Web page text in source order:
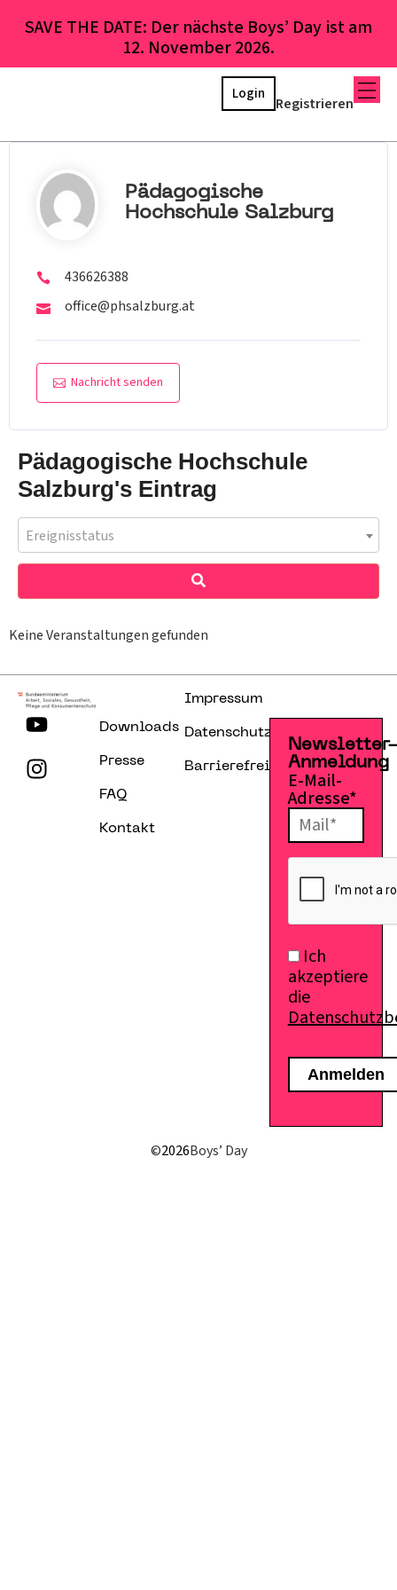
SAVE THE DATE: Der nächste Boys’ Day ist am
12. November 2026.
Registrieren
Login
Pädagogische
Hochschule Salzburg
436626388
office@phsalzburg.at
Nachricht senden
Pädagogische Hochschule
Salzburg's Eintrag
Ereignisstatus
Keine Veranstaltungen gefunden
Downloads
Presse
FAQ
Kontakt
Impressum
Datenschutzerklärung
Barrierefreiheitserklärung
Anmeldung
E-Mail-
Adresse*
Ich
akzeptiere
die
©2026Boys’ Day